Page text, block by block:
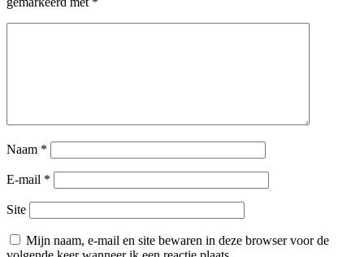
Naam *
E-mail *
Site
Mijn naam, e-mail en site bewaren in deze browser voor de